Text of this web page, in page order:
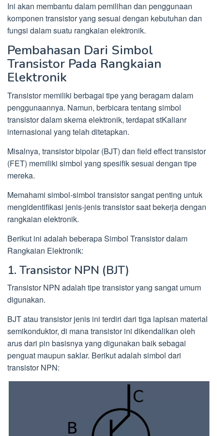
Ini akan membantu dalam pemilihan dan penggunaan
komponen transistor yang sesuai dengan kebutuhan dan
fungsi dalam suatu rangkaian elektronik.
Pembahasan Dari Simbol
Transistor Pada Rangkaian
Elektronik
Transistor memiliki berbagai tipe yang beragam dalam
penggunaannya. Namun, berbicara tentang simbol
transistor dalam skema elektronik, terdapat stKalianr
internasional yang telah ditetapkan.
Misalnya, transistor bipolar (BJT) dan field effect transistor
(FET) memiliki simbol yang spesifik sesuai dengan tipe
mereka.
Memahami simbol-simbol transistor sangat penting untuk
mengidentifikasi jenis-jenis transistor saat bekerja dengan
rangkaian elektronik.
Berikut ini adalah beberapa Simbol Transistor dalam
Rangkaian Elektronik:
1. Transistor NPN (BJT)
Transistor NPN adalah tipe transistor yang sangat umum
digunakan.
BJT atau transistor jenis ini terdiri dari tiga lapisan material
semikonduktor, di mana transistor ini dikendalikan oleh
arus dari pin basisnya yang digunakan baik sebagai
penguat maupun saklar. Berikut adalah simbol dari
transistor NPN: